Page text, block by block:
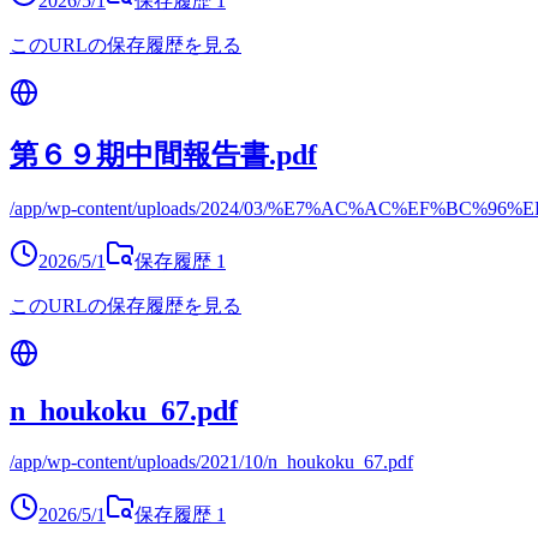
このURLの保存履歴を見る
第６９期中間報告書.pdf
/app/wp-content/uploads/2024/03/
2026/5/1 保存履歴 1
このURLの保存履歴を見る
n_houkoku_67.pdf
/app/wp-content/uploads/2021/10/n_houkoku_67.pdf
2026/5/1 保存履歴 1